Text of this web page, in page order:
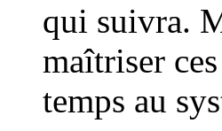
qui suivra.
maîtriser
temps au